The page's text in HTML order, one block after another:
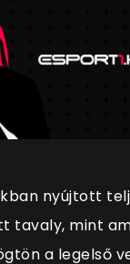
nyújtott
tavaly, mint
a legelső